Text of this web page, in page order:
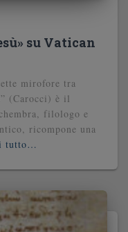
su Vatican
mirofore tra
(Carocci) è il
filologo e
ricompone una
tutto…